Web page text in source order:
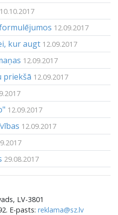
10.10.2017
12.09.2017
kur augt 12.09.2017
12.09.2017
priekšā 12.09.2017
12.09.2017
12.09.2017
29.08.2017
LV-3801
E-pasts: reklama@sz.lv